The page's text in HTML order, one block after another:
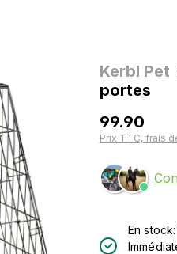
Kerbl Pet
portes
99.90
Prix TTC, frais
En stock: